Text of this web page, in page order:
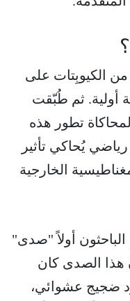
الكيوبِتات على
أولية. ثم طُبّقت
تطور هذه
يُحاكي تأثير
الخارجية
أولاً "صدى"
هذا الصدى كان
ضجيج عشوائي،